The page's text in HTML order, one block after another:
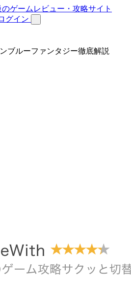
グイン
ブルーファンタジー徹底解説